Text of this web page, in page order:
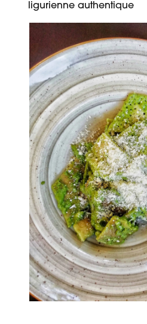
ligurienne authentique